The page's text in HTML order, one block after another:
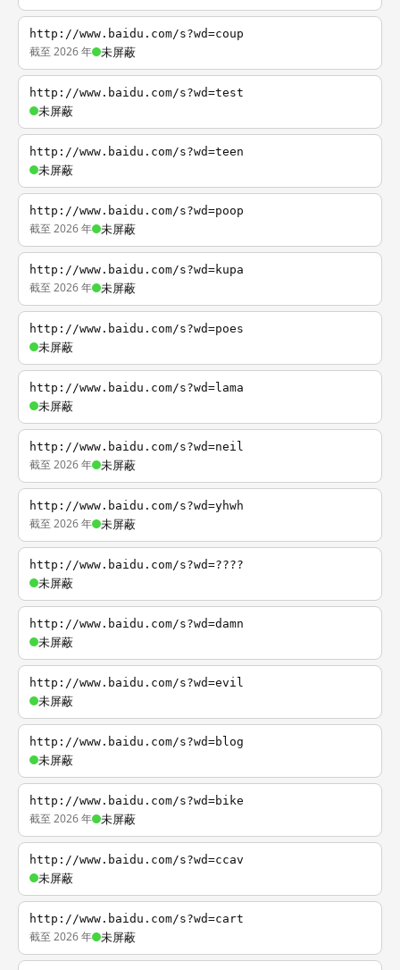
http://www.baidu.com/s?wd=coup
截至 2026 年 未屏蔽
http://www.baidu.com/s?wd=test
未屏蔽
http://www.baidu.com/s?wd=teen
未屏蔽
http://www.baidu.com/s?wd=poop
截至 2026 年 未屏蔽
http://www.baidu.com/s?wd=kupa
截至 2026 年 未屏蔽
http://www.baidu.com/s?wd=poes
未屏蔽
http://www.baidu.com/s?wd=lama
未屏蔽
http://www.baidu.com/s?wd=neil
截至 2026 年 未屏蔽
http://www.baidu.com/s?wd=yhwh
截至 2026 年 未屏蔽
http://www.baidu.com/s?wd=????
未屏蔽
http://www.baidu.com/s?wd=damn
未屏蔽
http://www.baidu.com/s?wd=evil
未屏蔽
http://www.baidu.com/s?wd=blog
未屏蔽
http://www.baidu.com/s?wd=bike
截至 2026 年 未屏蔽
http://www.baidu.com/s?wd=ccav
未屏蔽
http://www.baidu.com/s?wd=cart
截至 2026 年 未屏蔽